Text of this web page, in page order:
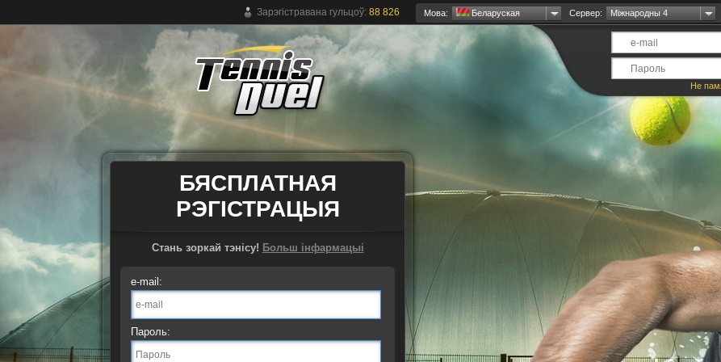
Зарэгістравана гульцоў: 88 826 Мова: Беларуская Сервер: Міжнародны 4
Не
БЯСПЛАТНАЯ
РЭГІСТРАЦЫЯ
Стань зоркай тэнісу! Больш інфармацыі
e-mail:
Пароль: